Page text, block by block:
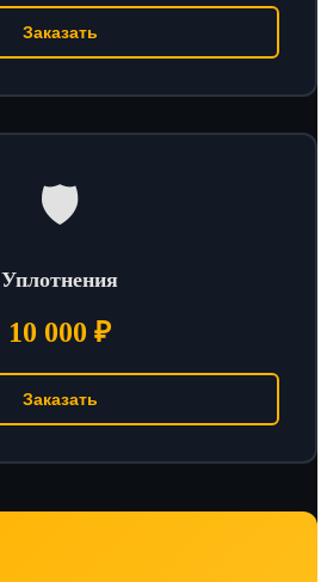
Заказать
🛡️
Уплотнения
10 000 ₽
Заказать